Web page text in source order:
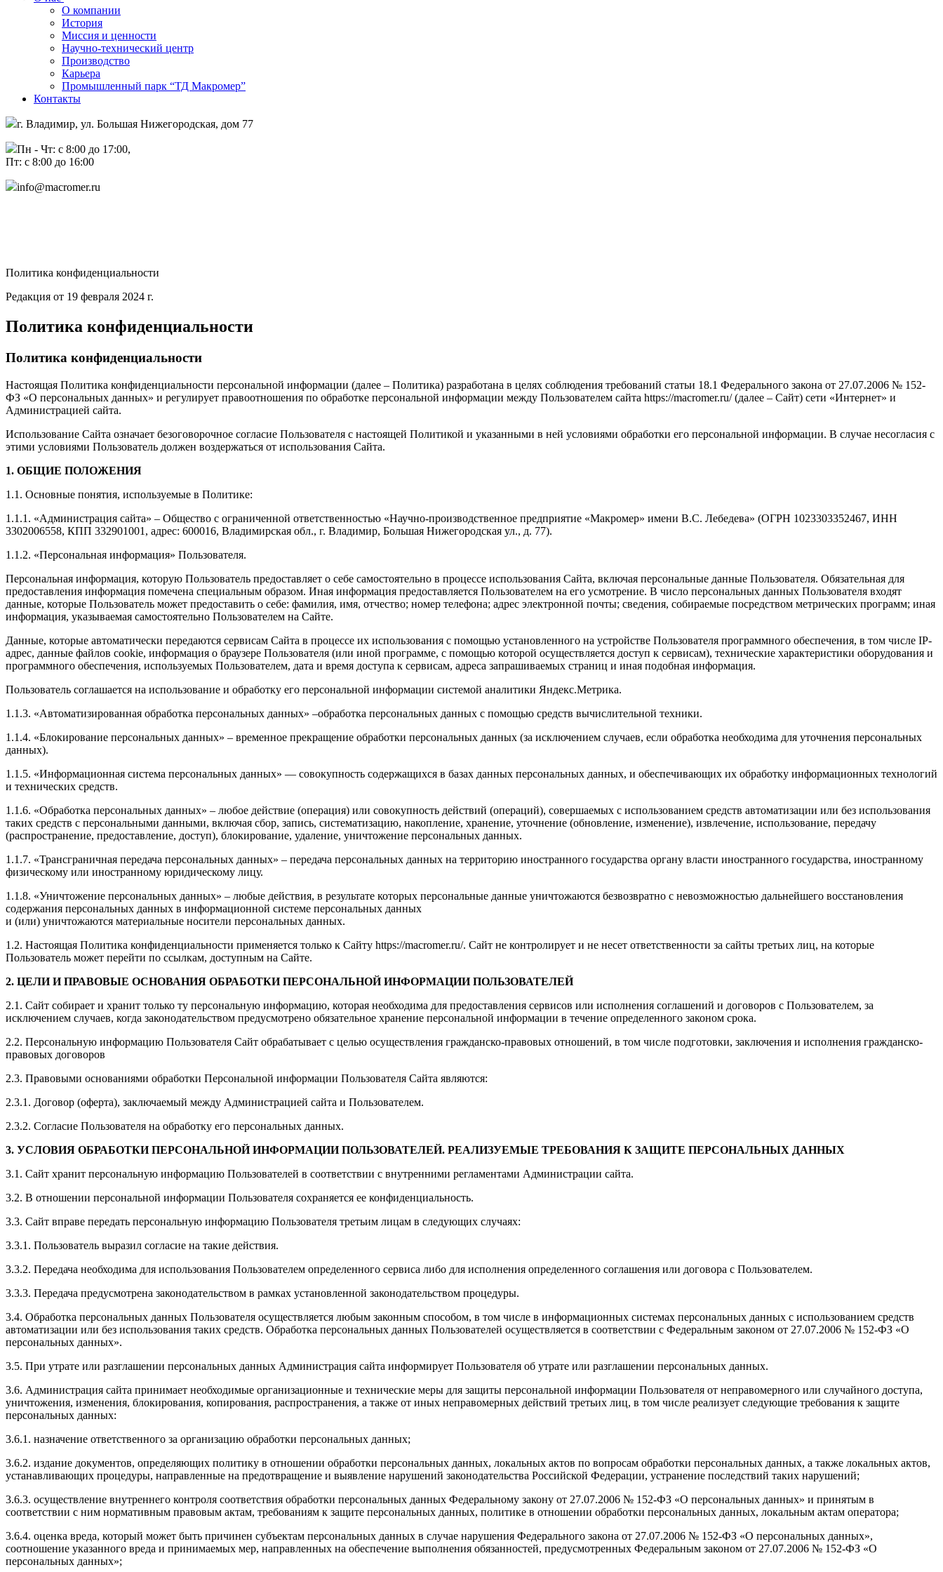
О компании
История
Миссия и ценности
Научно-технический центр
Производство
Карьера
Промышленный парк “ТД Макромер”
Контакты
г. Владимир, ул. Большая Нижегородская, дом 77
Пн - Чт: с 8:00 до 17:00,
Пт: с 8:00 до 16:00
info@macromer.ru
Политика конфиденциальности
Редакция от 19 февраля 2024 г.
Политика конфиденциальности
Политика конфиденциальности
Настоящая Политика конфиденциальности персональной информации (далее – Политика) разработана в целях соблюдения требований статьи 18.1 Федерального закона от 27.07.2006 № 152-
ФЗ «О персональных данных» и регулирует правоотношения по обработке персональной информации между Пользователем сайта https://macromer.ru/ (далее – Сайт) сети «Интернет» и
Администрацией сайта.
Использование Сайта означает безоговорочное согласие Пользователя с настоящей Политикой и указанными в ней условиями обработки его персональной информации. В случае несогласия с
этими условиями Пользователь должен воздержаться от использования Сайта.
1. ОБЩИЕ ПОЛОЖЕНИЯ
1.1. Основные понятия, используемые в Политике:
1.1.1. «Администрация сайта» – Общество с ограниченной ответственностью «Научно-производственное предприятие «Макромер» имени В.С. Лебедева» (ОГРН 1023303352467, ИНН
3302006558, КПП 332901001, адрес: 600016, Владимирская обл., г. Владимир, Большая Нижегородская ул., д. 77).
1.1.2. «Персональная информация» Пользователя.
Персональная информация, которую Пользователь предоставляет о себе самостоятельно в процессе использования Сайта, включая персональные данные Пользователя. Обязательная для
предоставления информация помечена специальным образом. Иная информация предоставляется Пользователем на его усмотрение. В число персональных данных Пользователя входят
данные, которые Пользователь может предоставить о себе: фамилия, имя, отчество; номер телефона; адрес электронной почты; сведения, собираемые посредством метрических программ; иная
информация, указываемая самостоятельно Пользователем на Сайте.
Данные, которые автоматически передаются сервисам Сайта в процессе их использования с помощью установленного на устройстве Пользователя программного обеспечения, в том числе IP-
адрес, данные файлов cookie, информация о браузере Пользователя (или иной программе, с помощью которой осуществляется доступ к сервисам), технические характеристики оборудования и
программного обеспечения, используемых Пользователем, дата и время доступа к сервисам, адреса запрашиваемых страниц и иная подобная информация.
Пользователь соглашается на использование и обработку его персональной информации системой аналитики Яндекс.Метрика.
1.1.3. «Автоматизированная обработка персональных данных» –обработка персональных данных с помощью средств вычислительной техники.
1.1.4. «Блокирование персональных данных» – временное прекращение обработки персональных данных (за исключением случаев, если обработка необходима для уточнения персональных
данных).
1.1.5. «Информационная система персональных данных» — совокупность содержащихся в базах данных персональных данных, и обеспечивающих их обработку информационных технологий
и технических средств.
1.1.6. «Обработка персональных данных» – любое действие (операция) или совокупность действий (операций), совершаемых с использованием средств автоматизации или без использования
таких средств с персональными данными, включая сбор, запись, систематизацию, накопление, хранение, уточнение (обновление, изменение), извлечение, использование, передачу
(распространение, предоставление, доступ), блокирование, удаление, уничтожение персональных данных.
1.1.7. «Трансграничная передача персональных данных» – передача персональных данных на территорию иностранного государства органу власти иностранного государства, иностранному
физическому или иностранному юридическому лицу.
1.1.8. «Уничтожение персональных данных» – любые действия, в результате которых персональные данные уничтожаются безвозвратно с невозможностью дальнейшего восстановления
содержания персональных данных в информационной системе персональных данных
и (или) уничтожаются материальные носители персональных данных.
1.2. Настоящая Политика конфиденциальности применяется только к Сайту https://macromer.ru/. Сайт не контролирует и не несет ответственности за сайты третьих лиц, на которые
Пользователь может перейти по ссылкам, доступным на Сайте.
2. ЦЕЛИ И ПРАВОВЫЕ ОСНОВАНИЯ ОБРАБОТКИ ПЕРСОНАЛЬНОЙ ИНФОРМАЦИИ ПОЛЬЗОВАТЕЛЕЙ
2.1. Сайт собирает и хранит только ту персональную информацию, которая необходима для предоставления сервисов или исполнения соглашений и договоров с Пользователем, за
исключением случаев, когда законодательством предусмотрено обязательное хранение персональной информации в течение определенного законом срока.
2.2. Персональную информацию Пользователя Сайт обрабатывает с целью осуществления гражданско-правовых отношений, в том числе подготовки, заключения и исполнения гражданско-
правовых договоров
2.3. Правовыми основаниями обработки Персональной информации Пользователя Сайта являются:
2.3.1. Договор (оферта), заключаемый между Администрацией сайта и Пользователем.
2.3.2. Согласие Пользователя на обработку его персональных данных.
3. УСЛОВИЯ ОБРАБОТКИ ПЕРСОНАЛЬНОЙ ИНФОРМАЦИИ ПОЛЬЗОВАТЕЛЕЙ. РЕАЛИЗУЕМЫЕ ТРЕБОВАНИЯ К ЗАЩИТЕ ПЕРСОНАЛЬНЫХ ДАННЫХ
3.1. Сайт хранит персональную информацию Пользователей в соответствии с внутренними регламентами Администрации сайта.
3.2. В отношении персональной информации Пользователя сохраняется ее конфиденциальность.
3.3. Сайт вправе передать персональную информацию Пользователя третьим лицам в следующих случаях:
3.3.1. Пользователь выразил согласие на такие действия.
3.3.2. Передача необходима для использования Пользователем определенного сервиса либо для исполнения определенного соглашения или договора с Пользователем.
3.3.3. Передача предусмотрена законодательством в рамках установленной законодательством процедуры.
3.4. Обработка персональных данных Пользователя осуществляется любым законным способом, в том числе в информационных системах персональных данных с использованием средств
автоматизации или без использования таких средств. Обработка персональных данных Пользователей осуществляется в соответствии с Федеральным законом от 27.07.2006 № 152-ФЗ «О
персональных данных».
3.5. При утрате или разглашении персональных данных Администрация сайта информирует Пользователя об утрате или разглашении персональных данных.
3.6. Администрация сайта принимает необходимые организационные и технические меры для защиты персональной информации Пользователя от неправомерного или случайного доступа,
уничтожения, изменения, блокирования, копирования, распространения, а также от иных неправомерных действий третьих лиц, в том числе реализует следующие требования к защите
персональных данных:
3.6.1. назначение ответственного за организацию обработки персональных данных;
3.6.2. издание документов, определяющих политику в отношении обработки персональных данных, локальных актов по вопросам обработки персональных данных, а также локальных актов,
устанавливающих процедуры, направленные на предотвращение и выявление нарушений законодательства Российской Федерации, устранение последствий таких нарушений;
3.6.3. осуществление внутреннего контроля соответствия обработки персональных данных Федеральному закону от 27.07.2006 № 152-ФЗ «О персональных данных» и принятым в
соответствии с ним нормативным правовым актам, требованиям к защите персональных данных, политике в отношении обработки персональных данных, локальным актам оператора;
3.6.4. оценка вреда, который может быть причинен субъектам персональных данных в случае нарушения Федерального закона от 27.07.2006 № 152-ФЗ «О персональных данных»,
соотношение указанного вреда и принимаемых мер, направленных на обеспечение выполнения обязанностей, предусмотренных Федеральным законом от 27.07.2006 № 152-ФЗ «О
персональных данных»;